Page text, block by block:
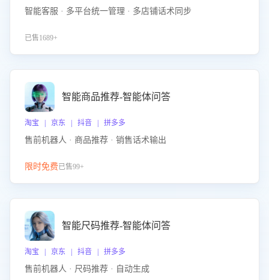
智能客服 · 多平台统一管理 · 多店铺话术同步
已售1689+
智能商品推荐-智能体问答
淘宝 | 京东 | 抖音 | 拼多多
售前机器人 · 商品推荐 · 销售话术输出
限时免费已售99+
智能尺码推荐-智能体问答
淘宝 | 京东 | 抖音 | 拼多多
售前机器人 · 尺码推荐 · 自动生成